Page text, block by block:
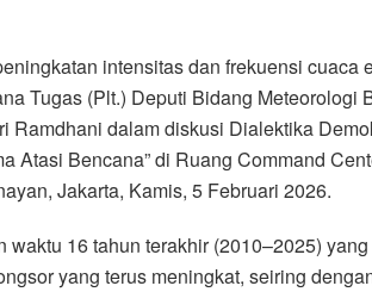
intensitas dan frekuensi cuaca
Tugas (Plt.) Deputi Bidang Meteorologi
Ramdhani dalam diskusi Dialektika
Atasi Bencana” di Ruang Command
Jakarta, Kamis, 5 Februari 2026.
16 tahun terakhir (2010–2025)
yang terus meningkat, seiring